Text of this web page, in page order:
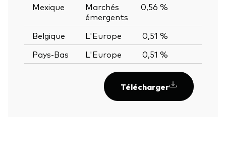
Mexique
Marchés
émergents
0,56 %
Belgique L'Europe 0,51 %
Pays-Bas
L'Europe 0,51 %
Télécharger